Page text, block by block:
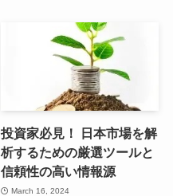
投資家必見！ 日本市場を解
析するための厳選ツールと
信頼性の高い情報源
March 16, 2024